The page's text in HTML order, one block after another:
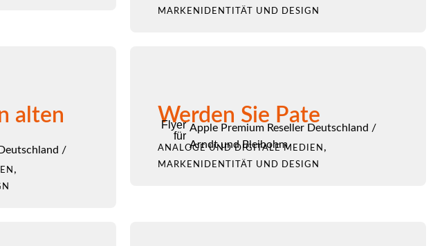
MARKENIDENTITÄT UND DESIGN
alten
/
,
Werden Sie Pate
Flyer
für
Apple Premium Reseller Deutschland /
Arndt und Bleibohm
ANALOGE UND DIGITALE MEDIEN ,
MARKENIDENTITÄT UND DESIGN